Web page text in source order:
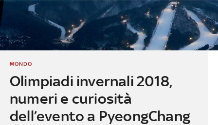
Olimpiadi invernali 2018,
numeri e curiosità
dell’evento a PyeongChang
MONDO